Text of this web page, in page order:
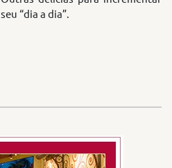
seu “dia a dia”.